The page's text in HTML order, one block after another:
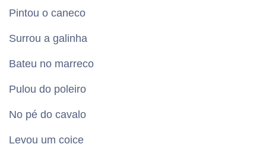
Pintou o caneco
Surrou a galinha
Bateu no marreco
Pulou do poleiro
No pé do cavalo
Levou um coice